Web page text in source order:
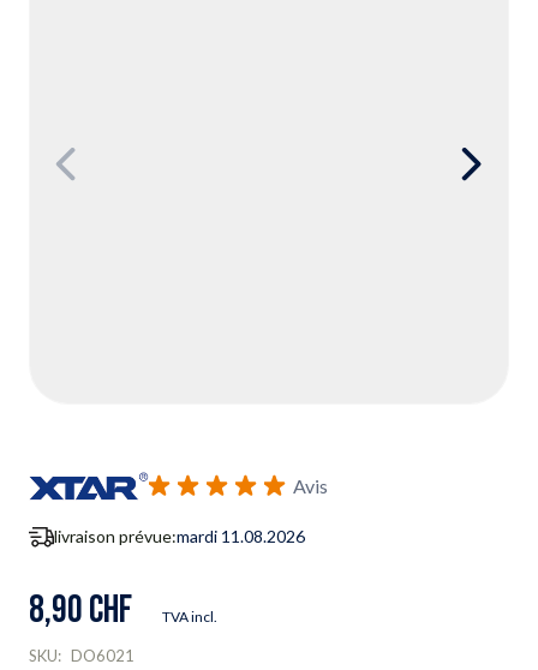
Avis
livraison prévue:mardi 11.08.2026
8,90 CHF TVA incl.
SKU: DO6021